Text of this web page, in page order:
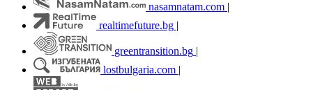
nasamnatam.com |
realtimefuture.bg |
greentransition.bg |
lostbulgaria.com |